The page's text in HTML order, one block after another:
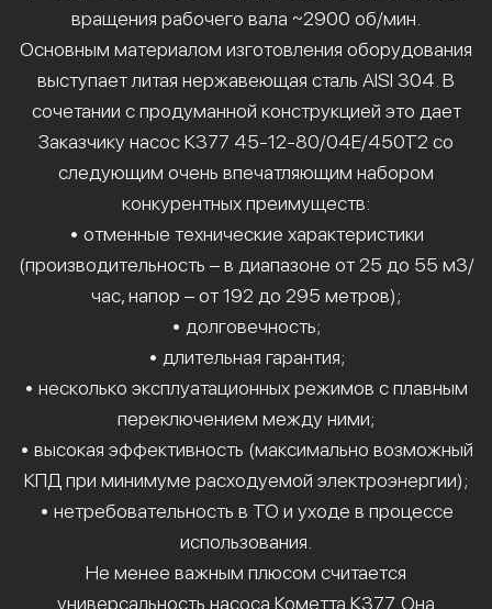
вращения рабочего вала ~2900 об/мин.
Основным материалом изготовления оборудования
выступает литая нержавеющая сталь AISI 304. В
сочетании с продуманной конструкцией это дает
Заказчику насос К377 45-12-80/04Е/450Т2 со
следующим очень впечатляющим набором
конкурентных преимуществ:
• отменные технические характеристики
(производительность – в диапазоне от 25 до 55 м3/
час, напор – от 192 до 295 метров);
• долговечность;
• длительная гарантия;
• несколько эксплуатационных режимов с плавным
переключением между ними;
• высокая эффективность (максимально возможный
КПД при минимуме расходуемой электроэнергии);
• нетребовательность в ТО и уходе в процессе
использования.
Не менее важным плюсом считается
универсальность насоса Кометта К377. Она